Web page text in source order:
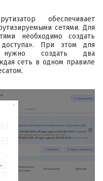
обеспечивает
сетями. Для
необходимо создать
При этом для
нужно создать два
сеть в одном правиле